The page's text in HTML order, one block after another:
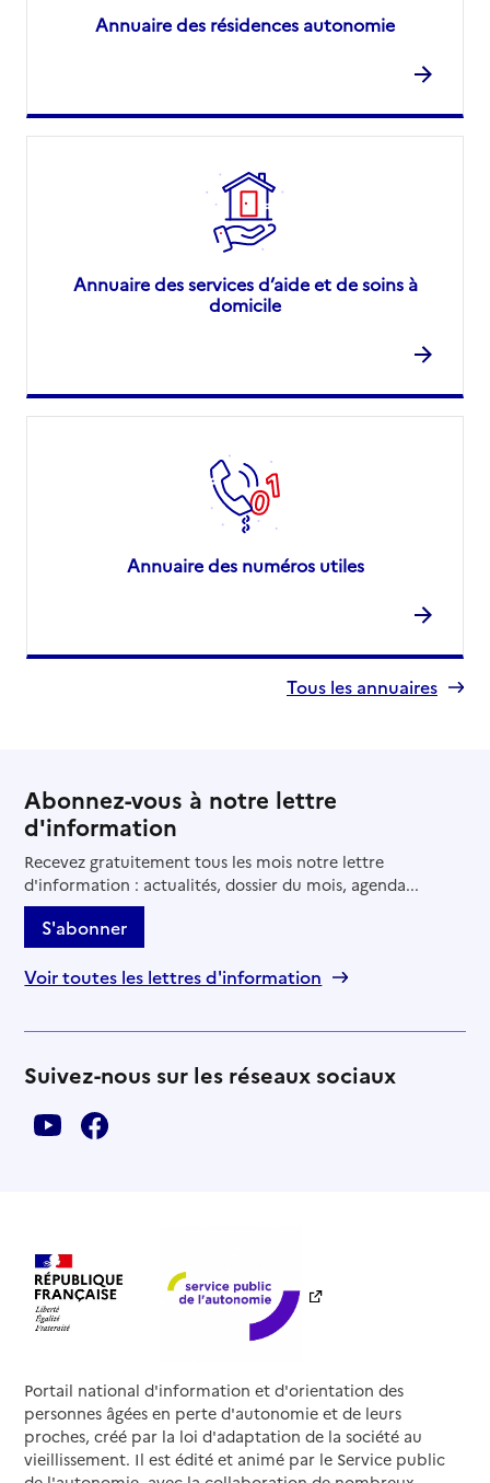
Annuaire des résidences autonomie
Annuaire des services d’aide et de soins à
domicile
Annuaire des numéros utiles
Tous les annuaires
Abonnez-vous à notre lettre
d'information
Recevez gratuitement tous les mois notre lettre
d'information : actualités, dossier du mois, agenda...
S'abonner
Voir toutes les lettres d'information
Suivez-nous sur les réseaux sociaux
Portail national d'information et d'orientation des
personnes âgées en perte d'autonomie et de leurs
proches, créé par la loi d'adaptation de la société au
vieillissement. Il est édité et animé par le Service public